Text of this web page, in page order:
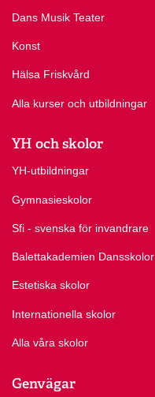
Dans Musik Teater
Konst
Hälsa Friskvård
Alla kurser och utbildningar
YH och skolor
YH-utbildningar
Gymnasieskolor
Sfi - svenska för invandrare
Balettakademien Dansskolor
Estetiska skolor
Internationella skolor
Alla våra skolor
Genvägar